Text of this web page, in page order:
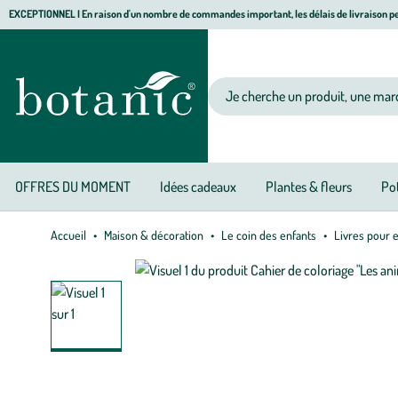
Aller
navigation
Aller
principal
Aller
de
page
EXCEPTIONNEL I En raison d'un nombre de commandes important, les délais de livraison
Votre recherche
OFFRES DU MOMENT Idées cadeaux Plantes & fleurs
Accueil Maison & décoration Le coin des enfants Livres pour